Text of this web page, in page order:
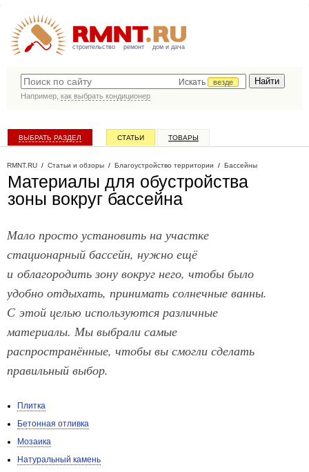
строительство ремонт дом и дача
Искать
везде
Например, как выбрать кондиционер
ВЫБРАТЬ РАЗДЕЛ СТАТЬИ ТОВАРЫ
RMNT.RU / Статьи и обзоры / Благоустройство территории / Бассейны
Материалы для обустройства
зоны вокруг бассейна
Мало просто установить на участке
стационарный бассейн, нужно ещё
и облагородить зону вокруг него, чтобы было
удобно отдыхать, принимать солнечные ванны.
С этой целью используются различные
материалы. Мы выбрали самые
распространённые, чтобы вы смогли сделать
правильный выбор.
Плитка
Бетонная отливка
Мозаика
Натуральный камень